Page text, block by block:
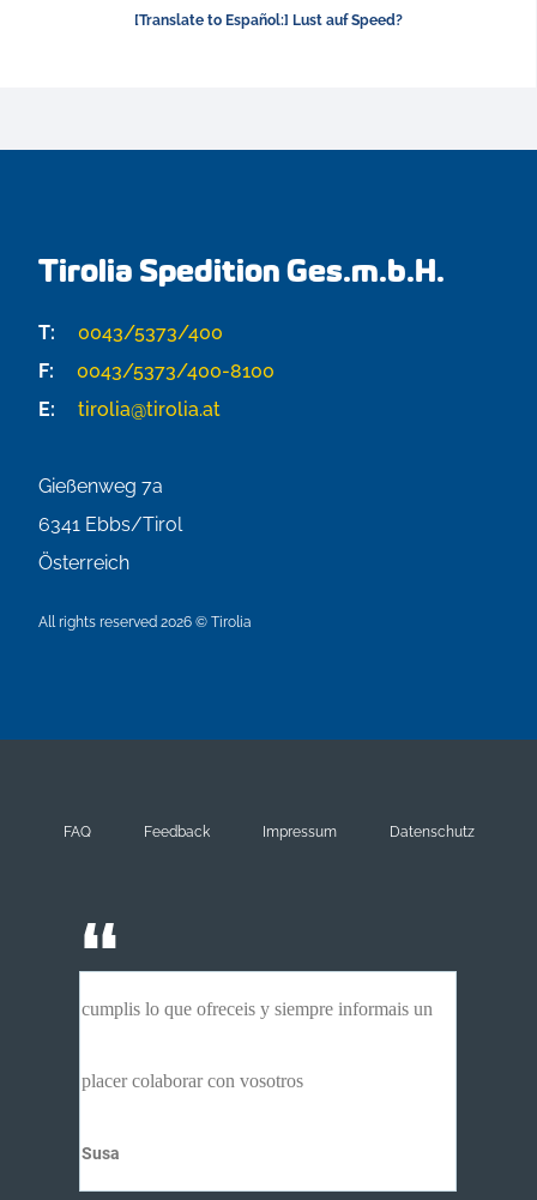
[Translate to Español:] Lust auf Speed?
Tirolia Spedition Ges.m.b.H.
T:
0043/5373/400
F:
0043/5373/400-8100
E:
tirolia@tirolia.at
Gießenweg 7a
6341 Ebbs/Tirol
Österreich
All rights reserved 2026 © Tirolia
FAQ Feedback Impressum Datenschutz
cumplis lo que ofreceis y siempre informais un
placer colaborar con vosotros
Susa